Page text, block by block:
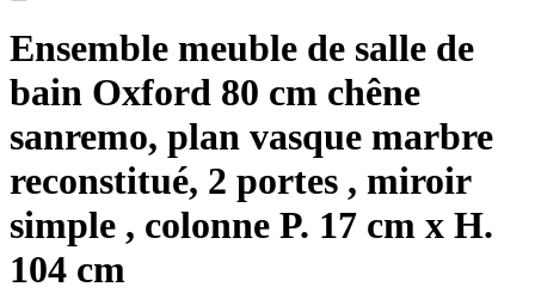
Ensemble meuble de salle de
bain Oxford 80 cm chêne
sanremo, plan vasque marbre
reconstitué, 2 portes , miroir
simple , colonne P. 17 cm x H.
104 cm